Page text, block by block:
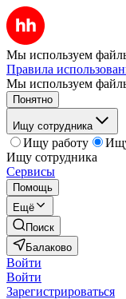
Мы используем
Правила
Мы используем
Понятно
Ищу сотрудника
Ищу работу
Ищу сотрудника
Сервисы
Помощь
Ещё
Поиск
Балаково
Войти
Войти
Зарегистрироваться